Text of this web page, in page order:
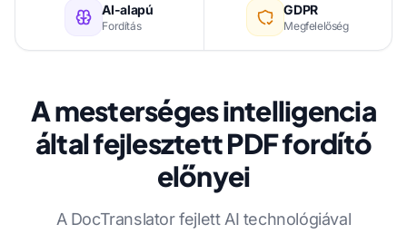
AI-alapú
Fordítás
GDPR
Megfelelőség
A mesterséges intelligencia
által fejlesztett PDF fordító
előnyei
A DocTranslator fejlett AI technológiával